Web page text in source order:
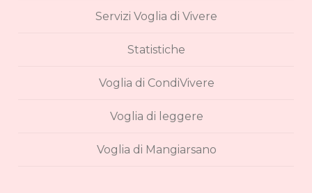
Servizi Voglia di Vivere
Statistiche
Voglia di CondiVivere
Voglia di leggere
Voglia di Mangiarsano